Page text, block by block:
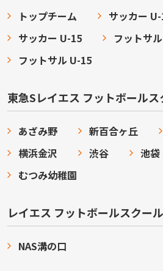
トップチーム
サッカー
サッカー U-15
フットサ
フットサル U-15
東急Sレイエス フットボールス
あざみ野 新百合ヶ丘
横浜金沢
渋谷 池袋
むつみ幼稚園
レイエス フットボールスクール
NAS溝の口